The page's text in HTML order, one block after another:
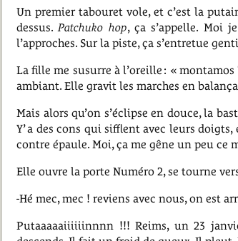
Un premier tabouret vole, et c’est la
dessus. Patchuko hop, ça s’appelle. Moi
l’approches. Sur la piste, ça s’entretue
La fille me susurre à l’oreille : «
ambiant. Elle gravit les marches en
Mais alors qu’on s’éclipse en douce, la
Y’ a des cons qui sifflent avec leurs
contre épaule. Moi, ça me gêne un peu
Elle ouvre la porte Numéro 2, se tourne
-Hé mec, mec ! reviens avec nous, on est
Putaaaaaiiiiiinnnn !!! Reims, un 23